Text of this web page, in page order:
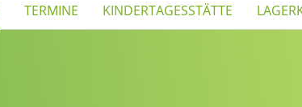
TERMINE KINDERTAGESSTÄTTE